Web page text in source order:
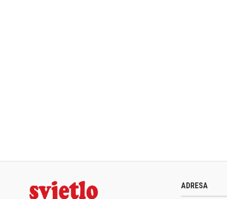
ADRESA